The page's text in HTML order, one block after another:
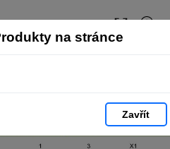
na stránce
Zavřít
strana 241